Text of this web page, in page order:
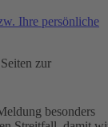
Ihre persönliche
zur
besonders